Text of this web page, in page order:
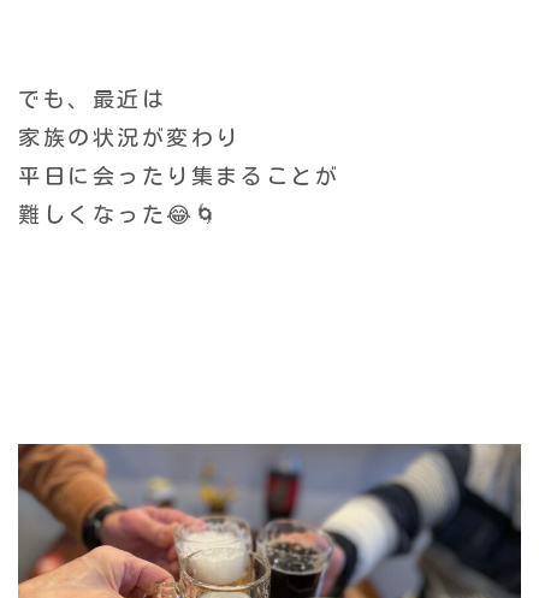
でも、最近は
家族の状況が変わり
平日に会ったり集まることが
難しくなった😂🌀